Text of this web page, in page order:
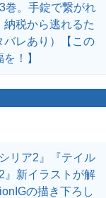
巻。手錠で繋がれ
税から逃れるた
レあり）【この
！】
リア2』『テイル
』新イラストが解
の描き下ろし